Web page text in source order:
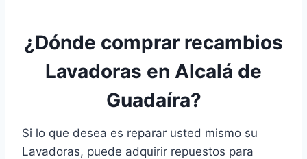
¿Dónde comprar recambios
Lavadoras en Alcalá de
Guadaíra?
Si lo que desea es reparar usted mismo su
Lavadoras, puede adquirir repuestos para